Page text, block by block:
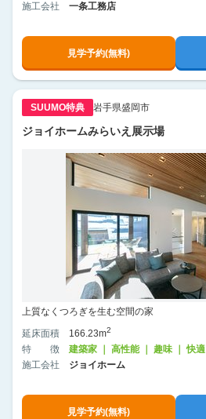
施工会社
一条工務店
見学予約(無料)
SUUMO特典 岩手県盛岡市
ジョイホームみらいえ展示場
上質なくつろぎを生む空間の家
延床面積
166.23m2
特徴
建築家 ｜ 高性能 ｜ 趣味 ｜ 快適
施工会社
ジョイホーム
見学予約(無料)